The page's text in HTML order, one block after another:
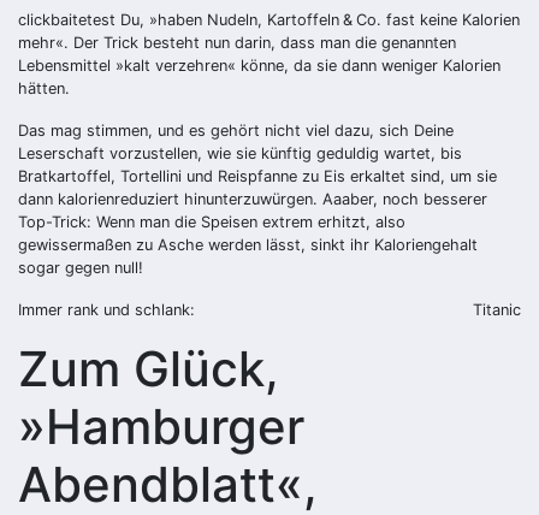
clickbaitetest Du, »haben Nudeln, Kartoffeln & Co. fast keine Kalorien
mehr«. Der Trick besteht nun darin, dass man die genannten
Lebensmittel »kalt verzehren« könne, da sie dann weniger Kalorien
hätten.
Das mag stimmen, und es gehört nicht viel dazu, sich Deine
Leserschaft vorzustellen, wie sie künftig geduldig wartet, bis
Bratkartoffel, Tortellini und Reispfanne zu Eis erkaltet sind, um sie
dann kalorienreduziert hinunterzuwürgen. Aaaber, noch besserer
Top-Trick: Wenn man die Speisen extrem erhitzt, also
gewissermaßen zu Asche werden lässt, sinkt ihr Kaloriengehalt
sogar gegen null!
Immer rank und schlank: Titanic
Zum Glück,
»Hamburger
Abendblatt«,